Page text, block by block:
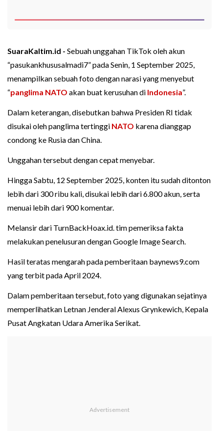
SuaraKaltim.id - Sebuah unggahan TikTok oleh akun
“pasukankhususalmadi7” pada Senin, 1 September 2025,
menampilkan sebuah foto dengan narasi yang menyebut
“panglima NATO akan buat kerusuhan di Indonesia”.
Dalam keterangan, disebutkan bahwa Presiden RI tidak
disukai oleh panglima tertinggi NATO karena dianggap
condong ke Rusia dan China.
Unggahan tersebut dengan cepat menyebar.
Hingga Sabtu, 12 September 2025, konten itu sudah ditonton
lebih dari 300 ribu kali, disukai lebih dari 6.800 akun, serta
menuai lebih dari 900 komentar.
Melansir dari TurnBackHoax.id. tim pemeriksa fakta
melakukan penelusuran dengan Google Image Search.
Hasil teratas mengarah pada pemberitaan baynews9.com
yang terbit pada April 2024.
Dalam pemberitaan tersebut, foto yang digunakan sejatinya
memperlihatkan Letnan Jenderal Alexus Grynkewich, Kepala
Pusat Angkatan Udara Amerika Serikat.